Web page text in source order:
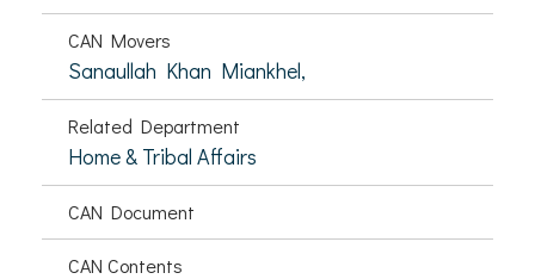
CAN Movers
Sanaullah Khan Miankhel,
Related Department
Home & Tribal Affairs
CAN Document
CAN Contents